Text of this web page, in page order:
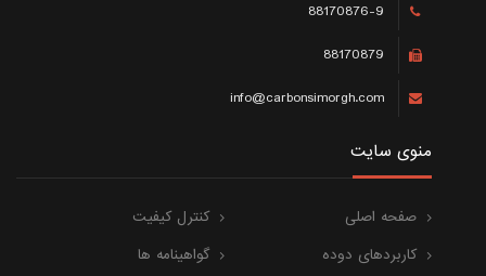
88170876-9
88170879
info@carbonsimorgh.com
منوی سایت
صفحه اصلی
کنترل کیفیت
کاربردهای دوده
گواهینامه ها